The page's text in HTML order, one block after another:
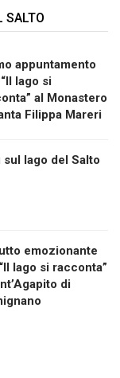
SALTO
appuntamento
lago si
al Monastero
Filippa Mareri
sul lago del Salto
emozionante
lago si racconta”
di